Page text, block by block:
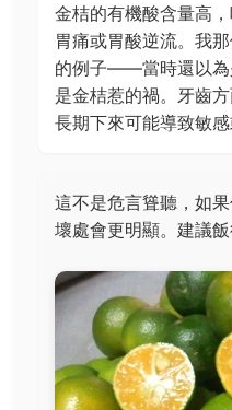
金桔的有機酸含量高
胃痛或胃酸逆流。我
的例子——當時還以為
是金桔惹的禍。牙齒
長期下來可能導致敏感
這不是危言聳聽，如
壞處會更明顯。建議飯